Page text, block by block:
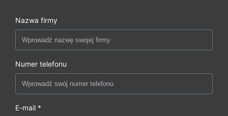
Nazwa firmy
Numer telefonu
E-mail *